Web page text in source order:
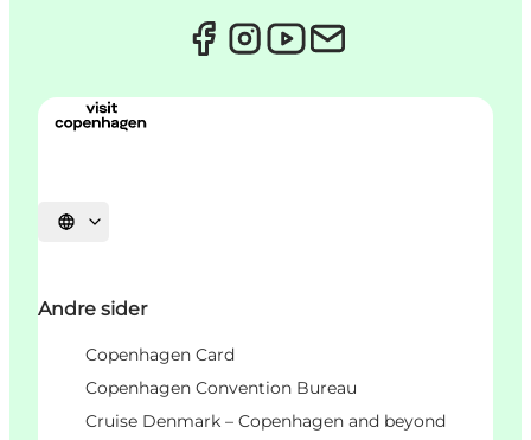
Vælg sprog
Andre sider
Copenhagen Card
Copenhagen Convention Bureau
Cruise Denmark – Copenhagen and beyond